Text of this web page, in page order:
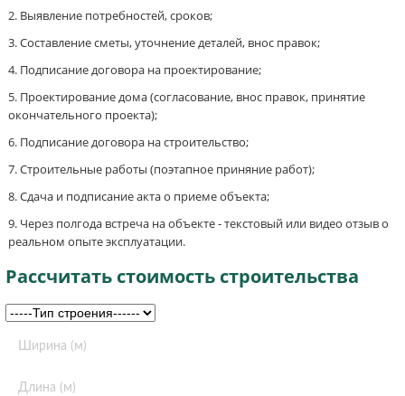
Выявление потребностей, сроков;
Составление сметы, уточнение деталей, внос правок;
Подписание договора на проектирование;
Проектирование дома (согласование, внос правок, принятие
окончательного проекта);
Подписание договора на строительство;
Строительные работы (поэтапное приняние работ);
Сдача и подписание акта о приеме объекта;
Через полгода встреча на объекте - текстовый или видео отзыв о
реальном опыте эксплуатации.
Рассчитать стоимость строительства